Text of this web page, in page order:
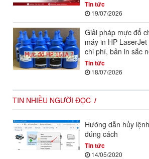
Tin tức
19/07/2026
Giải pháp mực đổ
máy in HP
chi phí, bản in sắc
Tin tức
18/07/2026
TIN NHIỀU NGƯỜI ĐỌC
Hướng dẫn hủy
đúng cách
Tin tức
14/05/2020